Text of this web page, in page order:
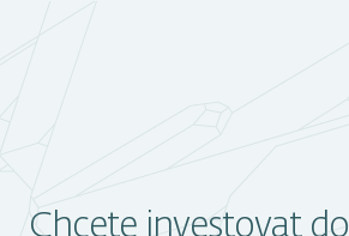
Chcete investovat do